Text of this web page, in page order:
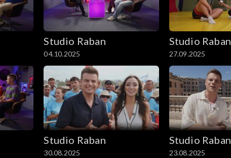
Studio Raban
04.10.2025
Studio Raban
27.09.2025
Studio Raban
30.08.2025
Studio Raban
23.08.2025